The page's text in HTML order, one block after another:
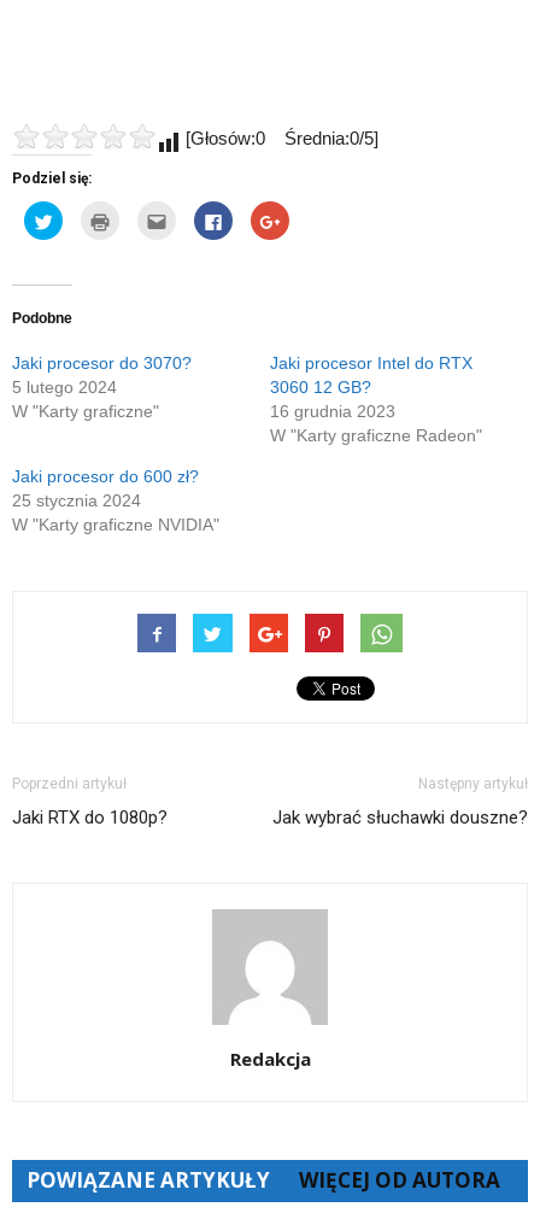
[Głosów:0 Średnia:0/5]
Podziel się:
Udostępnij
na
nowym
Kliknij
wydrukować(Otwiera
Kliknij,
wysłać
w
nowym
Click
to
share
Click
to
Podobne
Jaki procesor do 3070?
5 lutego 2024
W "Karty graficzne"
Jaki procesor Intel do RTX
3060 12 GB?
16 grudnia 2023
W "Karty graficzne Radeon"
Jaki procesor do 600 zł?
25 stycznia 2024
W "Karty graficzne NVIDIA"
Poprzedni artykuł
Jaki RTX do 1080p?
Następny artykuł
Jak wybrać słuchawki douszne?
Redakcja
POWIĄZANE ARTYKUŁY WIĘCEJ OD AUTORA